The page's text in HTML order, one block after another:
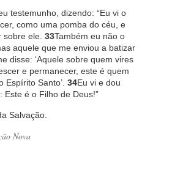
testemunho, dizendo: “Eu vi o
como uma pomba do céu, e
sobre ele. 33Também eu não o
aquele que me enviou a batizar
disse: ‘Aquele sobre quem vires
e permanecer, este é quem
Espírito Santo’. 34Eu vi e dou
Este é o Filho de Deus!”
Salvação.
Nova